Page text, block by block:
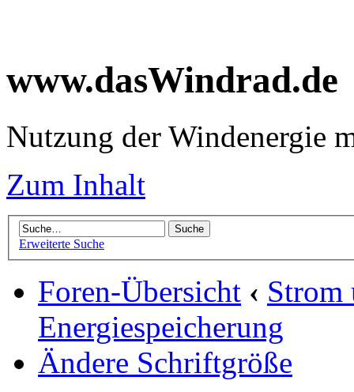
www.dasWindrad.de
Nutzung der Windenergie
Zum Inhalt
Erweiterte Suche
Foren-Übersicht ‹ Strom
Energiespeicherung
Ändere Schriftgröße